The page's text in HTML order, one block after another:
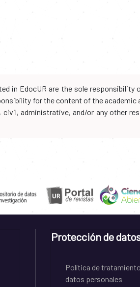
in EdocUR are the sole
for the content of the
administrative, and/or any other
Protección de
Política de
datos personales